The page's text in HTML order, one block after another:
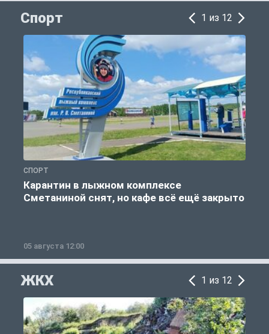
Спорт 1 из 12
СПОРТ
Карантин в лыжном комплексе
Сметаниной снят, но кафе всё ещё закрыто
05 августа 12:00
ЖКХ 1 из 12